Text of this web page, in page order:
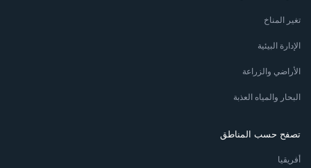
تغير المناخ
الإدارة البيئية
الأراضي والزراعة
البحار والمياه العذبة
تصفح حسب المناطق
أفريقيا